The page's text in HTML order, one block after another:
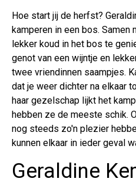
Hoe start jij de herfst?
kamperen in een bos.
lekker koud in het bos te
genot van een wijntje en
twee vriendinnen saampjes.
dat je weer dichter na elkaar
haar gezelschap lijkt het
hebben ze de meeste schik.
nog steeds zo'n plezier
kunnen elkaar in ieder geval
Geraldine